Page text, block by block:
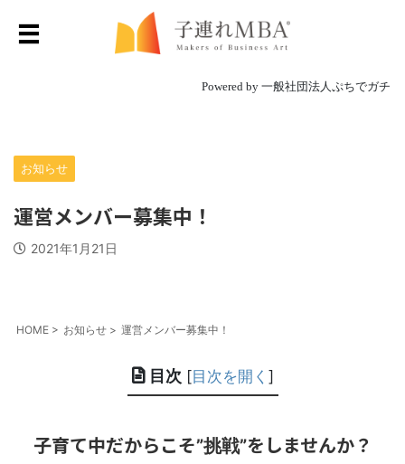
Powered by 一般社団法人ぷちでガチ
お知らせ
運営メンバー募集中！
2021年1月21日
HOME > お知らせ > 運営メンバー募集中！
目次 [目次を開く ]
子育て中だからこそ”挑戦”をしませんか？